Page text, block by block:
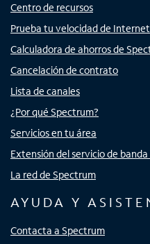
Centro de recursos
Prueba tu velocidad de Internet
Calculadora de ahorros de
Cancelación de contrato
Lista de canales
¿Por qué Spectrum?
Servicios en tu área
Extensión del servicio de
La red de Spectrum
AYUDA Y
Contacta a Spectrum